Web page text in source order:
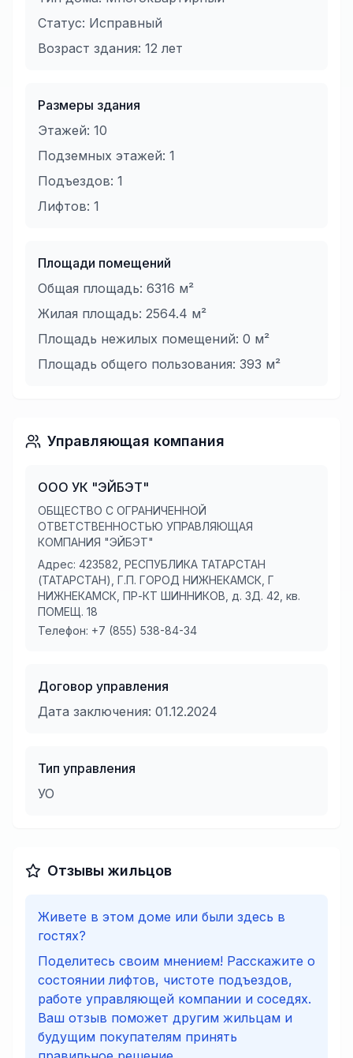
Статус: Исправный
Возраст здания: 12 лет
Размеры здания
Этажей: 10
Подземных этажей: 1
Подъездов: 1
Лифтов: 1
Площади помещений
Общая площадь: 6316 м²
Жилая площадь: 2564.4 м²
Площадь нежилых помещений: 0 м²
Площадь общего пользования: 393 м²
Управляющая компания
ООО УК "ЭЙБЭТ"
ОБЩЕСТВО С ОГРАНИЧЕННОЙ
ОТВЕТСТВЕННОСТЬЮ УПРАВЛЯЮЩАЯ
КОМПАНИЯ "ЭЙБЭТ"
Адрес: 423582, РЕСПУБЛИКА ТАТАРСТАН
(ТАТАРСТАН), Г.П. ГОРОД НИЖНЕКАМСК, Г
НИЖНЕКАМСК, ПР-КТ ШИННИКОВ, д. ЗД. 42, кв.
ПОМЕЩ. 18
Телефон: +7 (855) 538-84-34
Договор управления
Дата заключения: 01.12.2024
Тип управления
УО
Отзывы жильцов
Живете в этом доме или были здесь в
гостях?
Поделитесь своим мнением! Расскажите о
состоянии лифтов, чистоте подъездов,
работе управляющей компании и соседях.
Ваш отзыв поможет другим жильцам и
будущим покупателям принять